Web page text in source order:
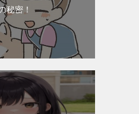
秘密！